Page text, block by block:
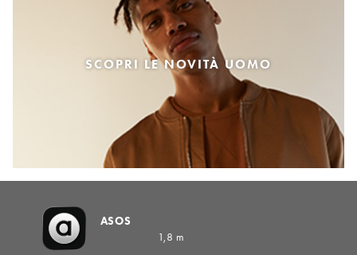
SCOPRI LE NOVITÀ UOMO
ASOS
1,8 m